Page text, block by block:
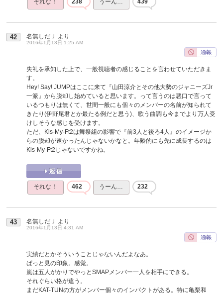
それな！ 238 うーん… 439
42 名無しだＪ より
2016年1月13日 1:25 AM
失礼を承知した上で、一般視聴者の感じることを言わせていただきま
す。
Hey! Say! JUMPはここに来て『山田涼介とその他大勢のジャニーズJr
一派』から脱却し始めていると思います。って言うのは悪口で言って
いるつもりは無くて、世間一般にも個々のメンバーの名前が知られて
きたり(伊野尾君とか最たる例だと思う)、歌う曲調も今までより万人受
けしそうな感じを受けます。
ただ、Kis-My-Ft2は舞祭組の影響で『前3人と後ろ4人』のイメージか
らの脱却が速かったんじゃないかなと。年齢的にも先に成長するのは
Kis-My-Ft2じゃないですかね。
それな！ 462 うーん… 232
43 名無しだＪ より
2016年1月13日 4:31 AM
実績だとかそういうことじゃないんだよなあ。
ぱっと見の印象。感覚。
嵐は五人がかりでやっとSMAPメンバー一人を相手にできる。
それぐらい格が違う。
まだKAT-TUNの方がメンバー個々のインパクトがある。特に亀梨和